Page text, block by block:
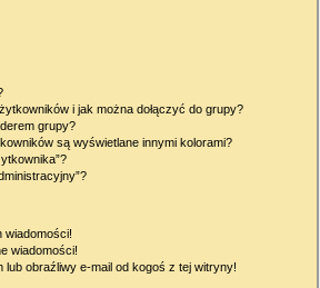
i jak można dołączyć do grupy?
grupy?
są wyświetlane innymi kolorami?
wiadomości!
wiadomości!
lub obraźliwy e-mail od kogoś z tej witryny!